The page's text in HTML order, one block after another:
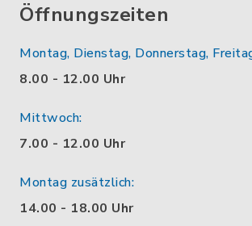
Öffnungszeiten
Montag, Dienstag, Donnerstag,
8.00 - 12.00 Uhr
Mittwoch:
7.00 - 12.00 Uhr
Montag zusätzlich:
14.00 - 18.00 Uhr